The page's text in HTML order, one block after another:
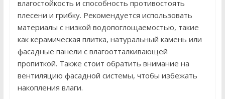
влагостойкость и способность противостоять
плесени и грибку. Рекомендуется использовать
материалы с низкой водопоглощаемостью, такие
как керамическая плитка, натуральный камень или
фасадные панели с влагоотталкивающей
пропиткой. Также стоит обратить внимание на
вентиляцию фасадной системы, чтобы избежать
накопления влаги.